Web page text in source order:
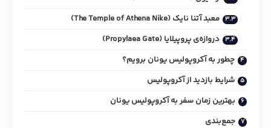
معبد آتنا نایک (The Temple of Athena Nike)
دروازه‌ی پروپیلایا (Propylaea Gate)
چطور به آکروپولیس یونان برویم؟
شرایط بازدید از آکروپولیس
بهترین زمان سفر به آکروپولیس یونان
جمع‌بندی